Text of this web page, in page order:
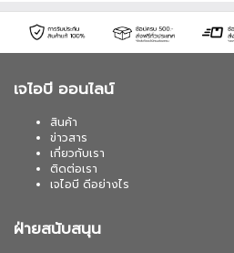
เจไอบี ออนไลน์
สินค้า
ข่าวสาร
เกี่ยวกับเรา
ติดต่อเรา
เจไอบี ดีอย่างไร
ฝ่ายสนับสนุน